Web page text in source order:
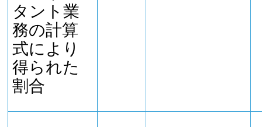
タント業
務の計算
式により
得られた
割合